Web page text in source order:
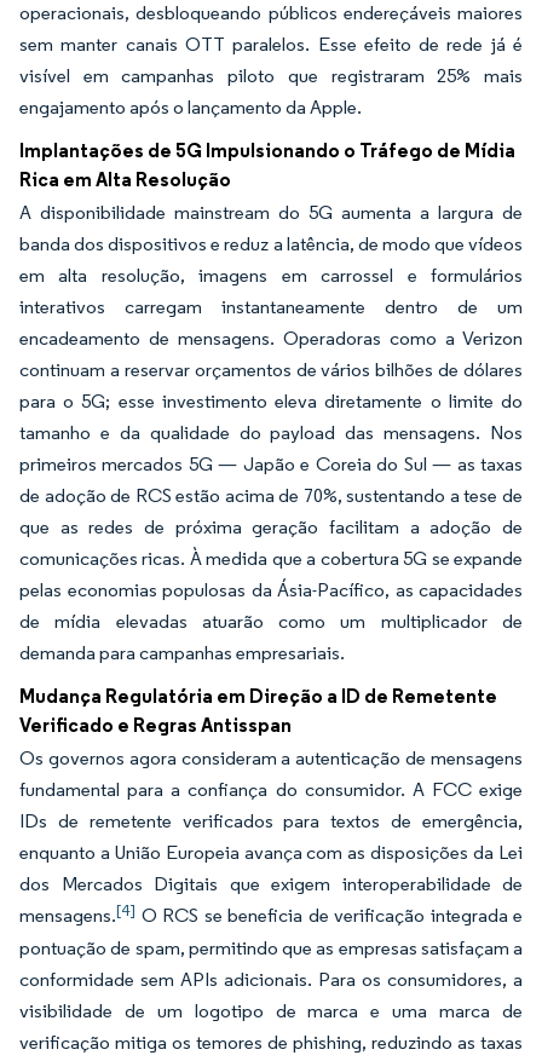
operacionais, desbloqueando públicos endereçáveis maiores
sem manter canais OTT paralelos. Esse efeito de rede já é
visível em campanhas piloto que registraram 25% mais
engajamento após o lançamento da Apple.
Implantações de 5G Impulsionando o Tráfego de Mídia
Rica em Alta Resolução
A disponibilidade mainstream do 5G aumenta a largura de
banda dos dispositivos e reduz a latência, de modo que vídeos
em alta resolução, imagens em carrossel e formulários
interativos carregam instantaneamente dentro de um
encadeamento de mensagens. Operadoras como a Verizon
continuam a reservar orçamentos de vários bilhões de dólares
para o 5G; esse investimento eleva diretamente o limite do
tamanho e da qualidade do payload das mensagens. Nos
primeiros mercados 5G — Japão e Coreia do Sul — as taxas
de adoção de RCS estão acima de 70%, sustentando a tese de
que as redes de próxima geração facilitam a adoção de
comunicações ricas. À medida que a cobertura 5G se expande
pelas economias populosas da Ásia-Pacífico, as capacidades
de mídia elevadas atuarão como um multiplicador de
demanda para campanhas empresariais.
Mudança Regulatória em Direção a ID de Remetente
Verificado e Regras Antisspan
Os governos agora consideram a autenticação de mensagens
fundamental para a confiança do consumidor. A FCC exige
IDs de remetente verificados para textos de emergência,
enquanto a União Europeia avança com as disposições da Lei
dos Mercados Digitais que exigem interoperabilidade de
mensagens.[4] O RCS se beneficia de verificação integrada e
pontuação de spam, permitindo que as empresas satisfaçam a
conformidade sem APIs adicionais. Para os consumidores, a
visibilidade de um logotipo de marca e uma marca de
verificação mitiga os temores de phishing, reduzindo as taxas